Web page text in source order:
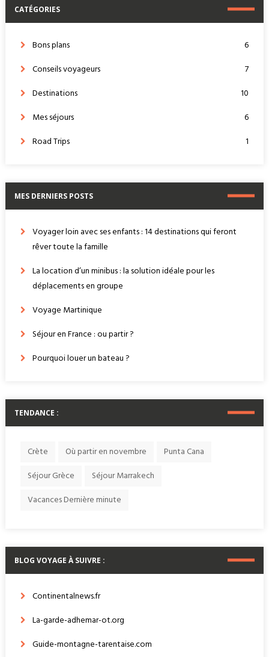
CATÉGORIES
Bons plans
6
Conseils voyageurs
7
Destinations
10
Mes séjours
6
Road Trips
1
MES DERNIERS POSTS
Voyager loin avec ses enfants : 14 destinations qui feront
rêver toute la famille
La location d’un minibus : la solution idéale pour les
déplacements en groupe
Voyage Martinique
Séjour en France : ou partir ?
Pourquoi louer un bateau ?
TENDANCE :
Crète Où partir en novembre
Punta Cana
Séjour Grèce
Séjour Marrakech
Vacances Dernière minute
BLOG VOYAGE À SUIVRE :
Continentalnews.fr
La-garde-adhemar-ot.org
Guide-montagne-tarentaise.com